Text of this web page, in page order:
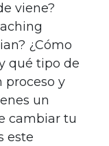
viene?
¿Cómo
qué tipo de
proceso y
un
cambiar tu
este